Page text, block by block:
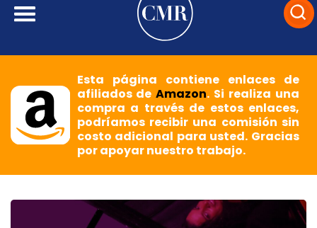
Esta página contiene enlaces de
afiliados deAmazon. Si realiza una
compra a través de estos enlaces,
podríamos recibir una comisión sin
costo adicional para usted. Gracias
por apoyar nuestro trabajo.